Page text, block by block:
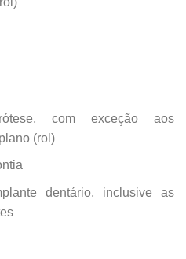
com exceção aos
(rol)
dentário, inclusive as